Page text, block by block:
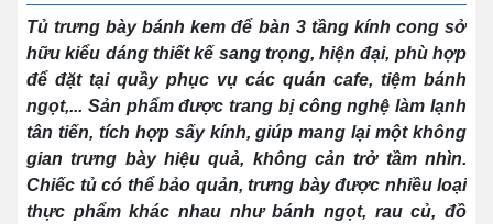
Tủ trưng bày bánh kem để bàn 3 tầng kính cong sở
hữu kiểu dáng thiết kế sang trọng, hiện đại, phù hợp
để đặt tại quầy phục vụ các quán cafe, tiệm bánh
ngọt,... Sản phẩm được trang bị công nghệ làm lạnh
tân tiến, tích hợp sấy kính, giúp mang lại một không
gian trưng bày hiệu quả, không cản trở tầm nhìn.
Chiếc tủ có thể bảo quản, trưng bày được nhiều loại
thực phẩm khác nhau như bánh ngọt, rau củ, đồ